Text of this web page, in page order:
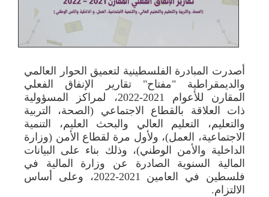
أصدرت المبادرة الفلسطينية لتعميق الحوار العالمي
والديمقراطية "مفتاح" تقارير الإنفاق الفعلي
المقارن للأعوام 2021-2022، لمراكز المسؤولية
ذات العلاقة بالقطاع الاجتماعي (الصحة، التربية
والتعليم، التعليم العالي والبحث العليم، التنمية
الاجتماعية، العمل)، ولأول مرة لقطاع الأمن (وزارة
الداخلية والأمن الوطني)، وذلك بناء على البيانات
المالية السنوية الصادرة عن وزارة المالية في
فلسطين في العامين 2021-2022، وعلى أساس
الالتزام.